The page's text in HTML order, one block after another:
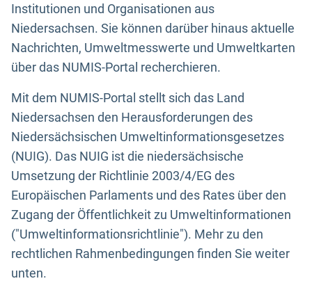
Institutionen und Organisationen aus
Niedersachsen. Sie können darüber hinaus aktuelle
Nachrichten, Umweltmesswerte und Umweltkarten
über das NUMIS-Portal recherchieren.
Mit dem NUMIS-Portal stellt sich das Land
Niedersachsen den Herausforderungen des
Niedersächsischen Umweltinformationsgesetzes
(NUIG). Das NUIG ist die niedersächsische
Umsetzung der Richtlinie 2003/4/EG des
Europäischen Parlaments und des Rates über den
Zugang der Öffentlichkeit zu Umweltinformationen
("Umweltinformationsrichtlinie"). Mehr zu den
rechtlichen Rahmenbedingungen finden Sie weiter
unten.